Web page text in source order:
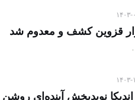
۰۹-۳۰
۱۰-۱۵
نویدبخش آینده‌ای روشن